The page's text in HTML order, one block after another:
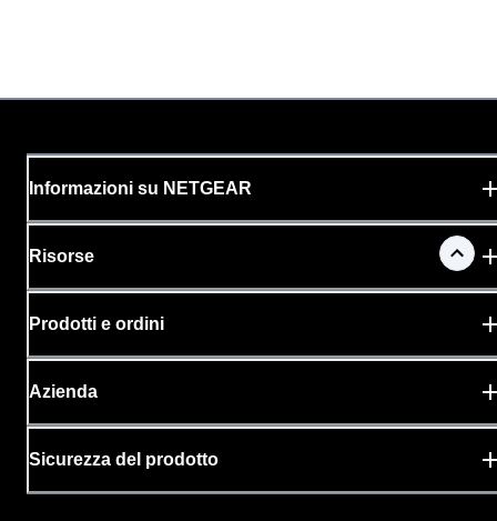
Informazioni su NETGEAR
Risorse
Prodotti e ordini
Azienda
Sicurezza del prodotto